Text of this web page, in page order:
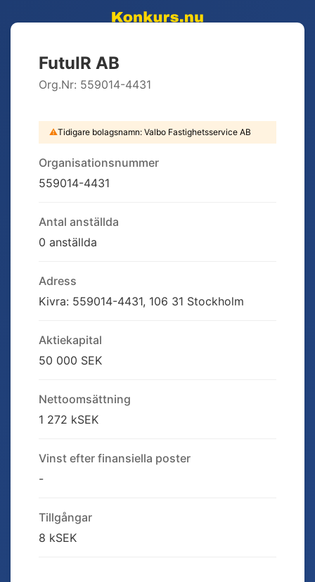
FutuIR AB
Org.Nr: 559014-4431
⚠Tidigare bolagsnamn: Valbo Fastighetsservice AB
Organisationsnummer
559014-4431
Antal anställda
0 anställda
Adress
Kivra: 559014-4431, 106 31 Stockholm
Aktiekapital
50 000 SEK
Nettoomsättning
1 272 kSEK
Vinst efter finansiella poster
-
Tillgångar
8 kSEK